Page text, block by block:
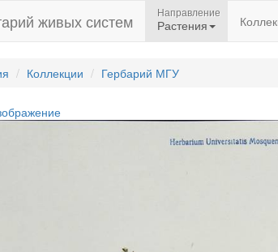
живых систем Направление
Растения
Коллекции Гербарий МГУ